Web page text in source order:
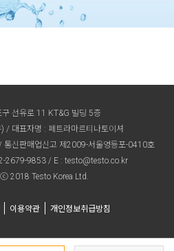
선유로 11 KT&G 빌딩 5층
/ 대표자명 : 페트라마르티나토이셔
신판매업신고 제2009-서울영등포-0410호
2679-9853 / E : testo@testo.co.kr
2018 Testo Korea Ltd.
이용약관 개인정보취급방침